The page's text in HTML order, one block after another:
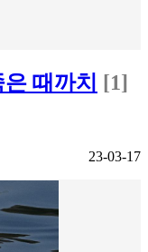
때까치 [1]
23-03-17